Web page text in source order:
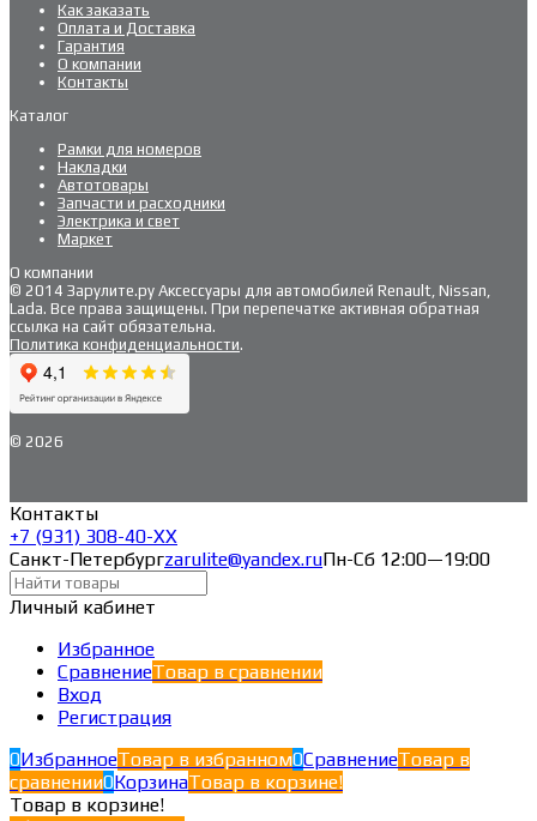
Как заказать
Оплата и Доставка
Гарантия
О компании
Контакты
Каталог
Рамки для номеров
Накладки
Автотовары
Запчасти и расходники
Электрика и свет
Маркет
О компании
© 2014 Зарулите.ру Аксессуары для автомобилей Renault, Nissan,
Lada. Все права защищены. При перепечатке активная обратная
ссылка на сайт обязательна.
Политика конфиденциальности.
© 2026
Контакты
+7 (931) 308-40-ХХ
Санкт-Петербургzarulite@yandex.ruПн-Сб 12:00—19:00
Личный кабинет
Избранное
СравнениеТовар в сравнении
Вход
Регистрация
0ИзбранноеТовар в избранном0СравнениеТовар в
сравнении0КорзинаТовар в корзине!
Товар в корзине!